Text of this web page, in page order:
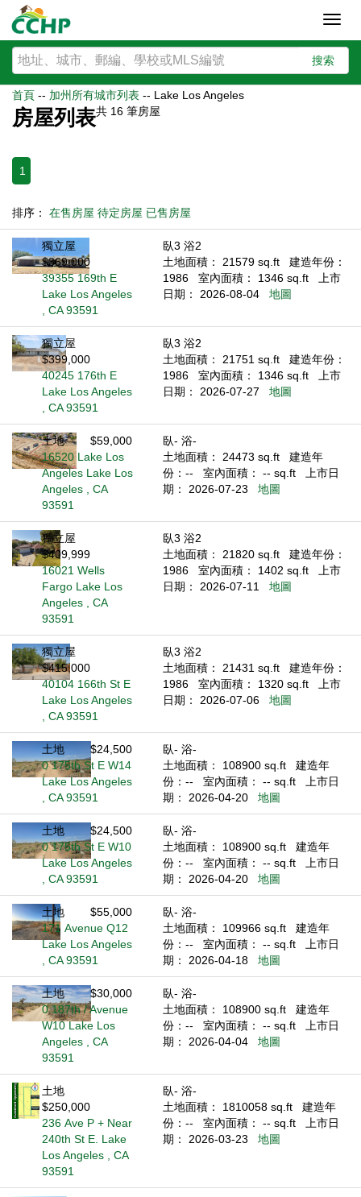
搜索
首頁 -- 加州所有城市列表 -- Lake Los Angeles
房屋列表共 16 筆房屋
1
排序： 在售房屋 待定房屋 已售房屋
獨立屋
$369,000
39355 169th E
Lake Los Angeles
, CA 93591
臥3 浴2
土地面積： 21579 sq.ft
建造年份：
1986
室內面積： 1346 sq.ft
上市
日期： 2026-08-04
地圖
獨立屋
$399,000
40245 176th E
Lake Los Angeles
, CA 93591
臥3 浴2
土地面積： 21751 sq.ft
建造年份：
1986
室內面積： 1346 sq.ft
上市
日期： 2026-07-27
地圖
土地
$59,000
16520 Lake Los
Angeles Lake Los
Angeles , CA
93591
臥- 浴-
土地面積： 24473 sq.ft
建造年
份：--
室內面積： -- sq.ft
上市日
期： 2026-07-23
地圖
獨立屋
$409,999
16021 Wells
Fargo Lake Los
Angeles , CA
93591
臥3 浴2
土地面積： 21820 sq.ft
建造年份：
1986
室內面積： 1402 sq.ft
上市
日期： 2026-07-11
地圖
獨立屋
$415,000
40104 166th St E
Lake Los Angeles
, CA 93591
臥3 浴2
土地面積： 21431 sq.ft
建造年份：
1986
室內面積： 1320 sq.ft
上市
日期： 2026-07-06
地圖
土地
$24,500
0 175th St E W14
Lake Los Angeles
, CA 93591
臥- 浴-
土地面積： 108900 sq.ft
建造年
份：--
室內面積： -- sq.ft
上市日
期： 2026-04-20
地圖
土地
$24,500
0 175th St E W10
Lake Los Angeles
, CA 93591
臥- 浴-
土地面積： 108900 sq.ft
建造年
份：--
室內面積： -- sq.ft
上市日
期： 2026-04-20
地圖
土地
$55,000
171 Avenue Q12
Lake Los Angeles
, CA 93591
臥- 浴-
土地面積： 109966 sq.ft
建造年
份：--
室內面積： -- sq.ft
上市日
期： 2026-04-18
地圖
土地
$30,000
0 187th / Avenue
W10 Lake Los
Angeles , CA
93591
臥- 浴-
土地面積： 108900 sq.ft
建造年
份：--
室內面積： -- sq.ft
上市日
期： 2026-04-04
地圖
土地
$250,000
236 Ave P + Near
240th St E. Lake
Los Angeles , CA
93591
臥- 浴-
土地面積： 1810058 sq.ft
建造年
份：--
室內面積： -- sq.ft
上市日
期： 2026-03-23
地圖